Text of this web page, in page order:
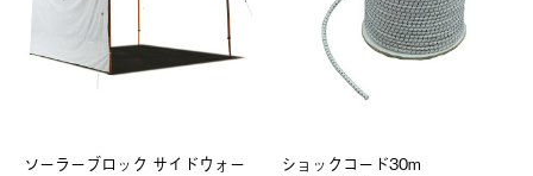
ソーラーブロック サイドウォー
ショックコード30m